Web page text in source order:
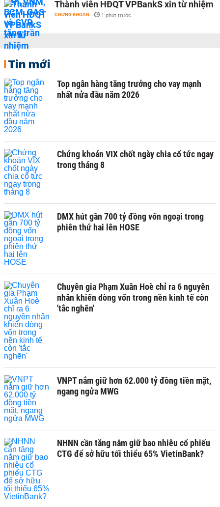
Thành viên HĐQT VPBankS xin từ nhiệm
CHỨNG KHOÁN - 1 phút trước
Tin mới
Top ngân hàng tăng trưởng cho vay mạnh
nhất nửa đầu năm 2026
Chứng khoán VIX chốt ngày chia cổ tức ngay
trong tháng 8
DMX hút gần 700 tỷ đồng vốn ngoại trong
phiên thứ hai lên HOSE
Chuyên gia Phạm Xuân Hoè chỉ ra 6 nguyên
nhân khiến dòng vốn trong nền kinh tế còn
'tắc nghẽn'
VNPT nắm giữ hơn 62.000 tỷ đồng tiền mặt,
ngang ngửa MWG
NHNN cần tăng nắm giữ bao nhiêu cổ phiếu
CTG để sở hữu tối thiểu 65% VietinBank?